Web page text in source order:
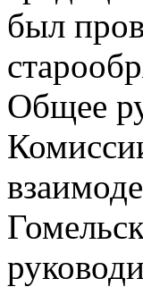
был
Общее